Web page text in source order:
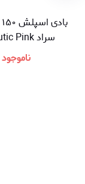
سراد Narqutic Pink
ناموجود